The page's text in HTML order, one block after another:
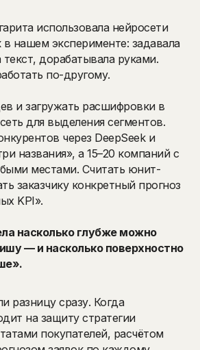
использовала нейросети
в нашем эксперименте: задавала
дорабатывала руками.
по-другому.
и загружать расшифровки в
для выделения сегментов.
через DeepSeek и
названия», а 15–20 компаний с
местами. Считать юнит-
заказчику конкретный прогноз
KPI».
насколько глубже можно
— и насколько поверхностно
разницу сразу. Когда
на защиту стратегии
покупателей, расчётом